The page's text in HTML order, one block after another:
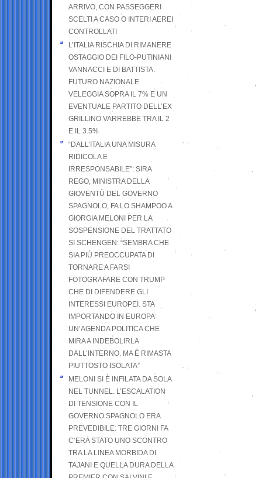
ARRIVO, CON PASSEGGERI
SCELTI A CASO O INTERI AEREI
CONTROLLATI
L’ITALIA RISCHIA DI RIMANERE
OSTAGGIO DEI FILO-PUTINIANI
VANNACCI E DI BATTISTA.
FUTURO NAZIONALE
VELEGGIA SOPRA IL 7% E UN
EVENTUALE PARTITO DELL’EX
GRILLINO VARREBBE TRA IL 2
E IL 3.5%
“DALL’ITALIA UNA MISURA
RIDICOLA E
IRRESPONSABILE”: SIRA
REGO, MINISTRA DELLA
GIOVENTÙ DEL GOVERNO
SPAGNOLO, FA LO SHAMPOO A
GIORGIA MELONI PER LA
SOSPENSIONE DEL TRATTATO
SI SCHENGEN: “SEMBRA CHE
SIA PIÙ PREOCCUPATA DI
TORNARE A FARSI
FOTOGRAFARE CON TRUMP
CHE DI DIFENDERE GLI
INTERESSI EUROPEI. STA
IMPORTANDO IN EUROPA
UN’AGENDA POLITICA CHE
MIRA A INDEBOLIRLA
DALL’INTERNO. MA È RIMASTA
PIUTTOSTO ISOLATA”
MELONI SI È INFILATA DA SOLA
NEL TUNNEL. L’ESCALATION
DI TENSIONE CON IL
GOVERNO SPAGNOLO ERA
PREVEDIBILE: TRE GIORNI FA
C’ERA STATO UNO SCONTRO
TRA LA LINEA MORBIDA DI
TAJANI E QUELLA DURA DELLA